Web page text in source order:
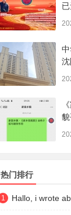
热门排行
1 Hallo, i wrote